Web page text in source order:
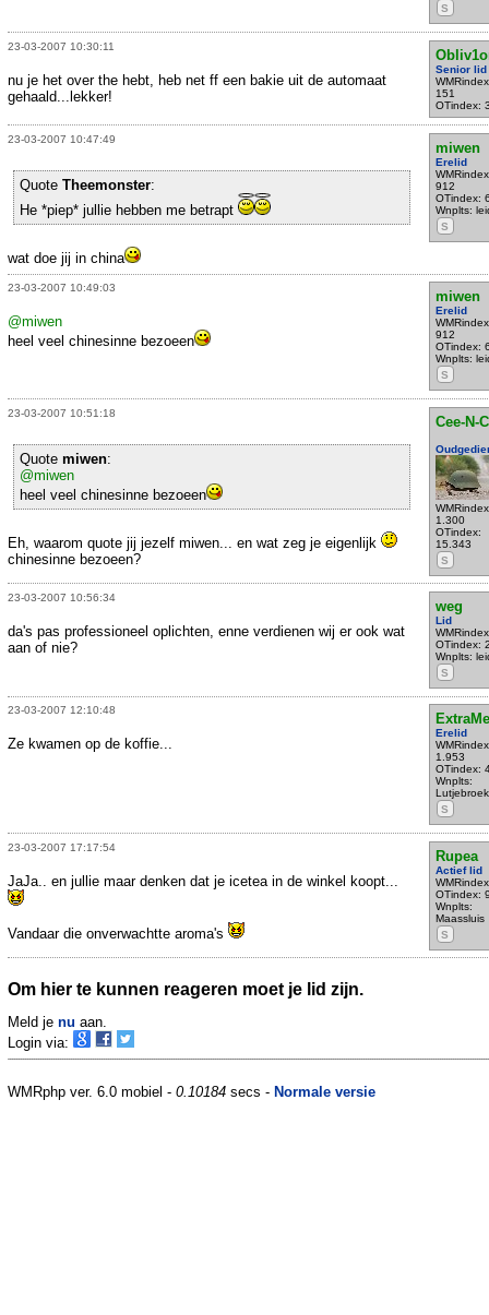
S
23-03-2007 10:30:11
Senior lid
151
OTindex:
nu je het over the hebt, heb net ff een bakie uit de automaat
gehaald...lekker!
23-03-2007 10:47:49
miwen
Erelid
912
OTindex:
Wnplts:
S
Quote Theemonster:
He *piep* jullie hebben me betrapt
wat doe jij in china
23-03-2007 10:49:03
miwen
Erelid
912
OTindex:
Wnplts:
S
@miwen
heel veel chinesinne bezoeen
23-03-2007 10:51:18
Cee-N-
1.300
OTindex:
15.343
S
Quote miwen:
@miwen
heel veel chinesinne bezoeen
Eh, waarom quote jij jezelf miwen... en wat zeg je eigenlijk
chinesinne bezoeen?
23-03-2007 10:56:34
weg
Lid
OTindex:
Wnplts:
S
da's pas professioneel oplichten, enne verdienen wij er ook wat
aan of nie?
23-03-2007 12:10:48
Erelid
1.953
OTindex:
Wnplts:
Lutjebroek
S
Ze kwamen op de koffie...
23-03-2007 17:17:54
Rupea
Actief lid
OTindex:
Wnplts:
Maassluis
S
JaJa.. en jullie maar denken dat je icetea in de winkel koopt...
Vandaar die onverwachtte aroma's
Om hier te kunnen reageren moet je lid zijn.
Meld je nu aan.
Login via:
WMRphp ver. 6.0 mobiel - 0.10184 secs - Normale versie